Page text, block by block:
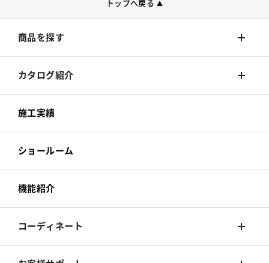
トップへ戻る ▲
商品を探す
壁装材
カーテン
床材
カーペット
椅子張
カタログ紹介
壁装材
カーテン
床材
カーペット
施工実績
ショールーム
機能紹介
コーディネート